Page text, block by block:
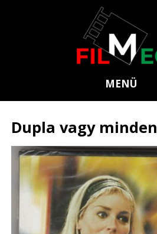
MENÜ
Dupla vagy minden